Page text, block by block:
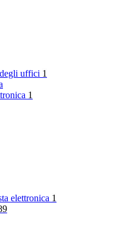
uffici 1
1
elettronica 1